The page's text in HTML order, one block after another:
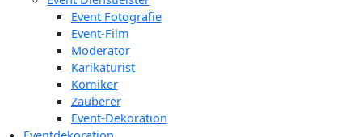
Event Fotografie
Event-Film
Moderator
Karikaturist
Komiker
Zauberer
Event-Dekoration